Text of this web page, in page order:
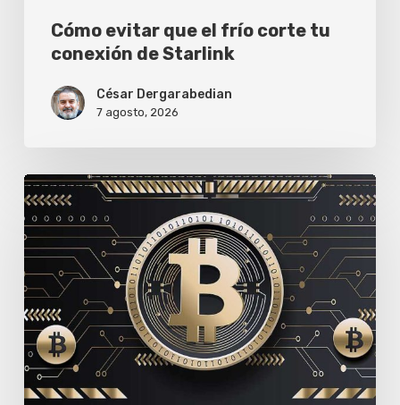
Cómo evitar que el frío corte tu
conexión de Starlink
César Dergarabedian
7 agosto, 2026
Por
qué
tu
saldo
en
criptomonedas
no
te